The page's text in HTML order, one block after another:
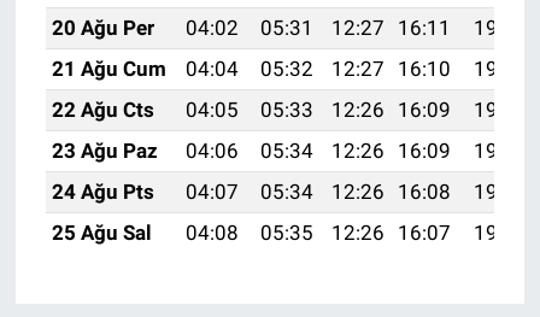
20 Ağu Per
04:02 05:31 12:27 16:11
19:13
21 Ağu Cum
04:04 05:32 12:27 16:10
19:11
22 Ağu Cts
04:05 05:33 12:26 16:09
19:10
23 Ağu Paz
04:06 05:34 12:26 16:09
19:09
24 Ağu Pts
04:07 05:34 12:26 16:08
19:07
25 Ağu Sal
04:08 05:35 12:26 16:07 19:06